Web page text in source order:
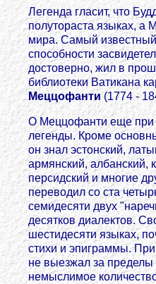
Легенда гласит, что
полутораста языках, а
мира. Самый
способности
достоверно, жил в
библиотеки Ватикана
Меццофанти(1774 -
О Меццофанти еще при
легенды. Кроме
он знал эстонский,
армянский, албанский,
персидский и многие
переводил со ста
семидесяти двух
десятков диалектов.
шестидесяти языках,
стихи и эпиграммы.
не выезжал за пределы
немыслимое